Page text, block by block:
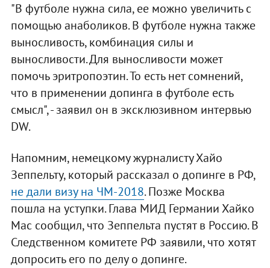
"В футболе нужна сила, ее можно увеличить с
помощью анаболиков. В футболе нужна также
выносливость, комбинация силы и
выносливости. Для выносливости может
помочь эритропоэтин. То есть нет сомнений,
что в применении допинга в футболе есть
смысл", - заявил он в эксклюзивном интервью
DW.
Напомним, немецкому журналисту Хайо
Зеппельту, который рассказал о допинге в РФ,
не дали визу на ЧМ-2018. Позже Москва
пошла на уступки. Глава МИД Германии Хайко
Мас сообщил, что Зеппельта пустят в Россию. В
Следственном комитете РФ заявили, что хотят
допросить его по делу о допинге.